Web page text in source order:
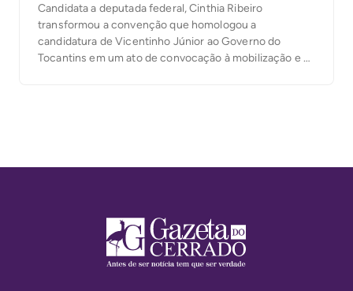
Candidata a deputada federal, Cinthia Ribeiro
transformou a convenção que homologou a
candidatura de Vicentinho Júnior ao Governo do
Tocantins em um ato de convocação à mobilização e à